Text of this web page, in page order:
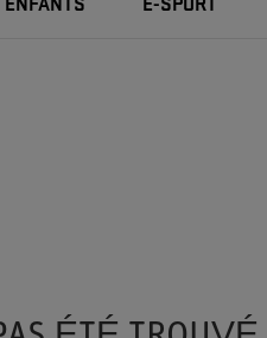
ENFANTS E-SPORT